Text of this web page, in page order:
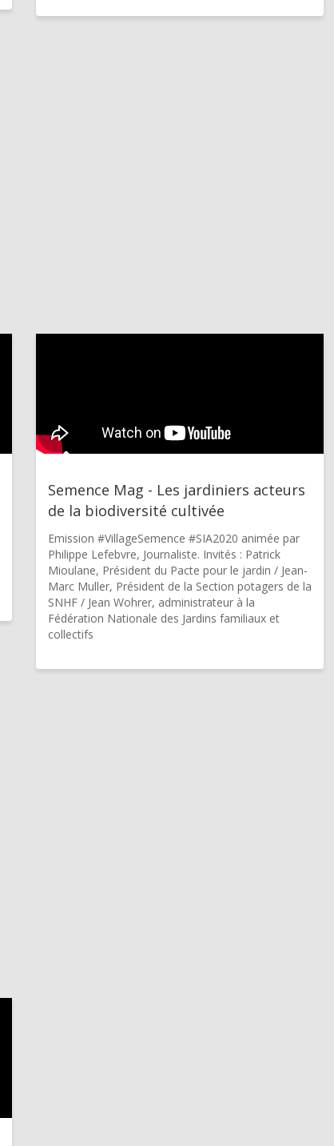
Semence Mag - Les jardiniers acteurs
de la biodiversité cultivée
Emission #VillageSemence #SIA2020 animée par
Philippe Lefebvre, Journaliste. Invités : Patrick
Mioulane, Président du Pacte pour le jardin / Jean-
Marc Muller, Président de la Section potagers de la
SNHF / Jean Wohrer, administrateur à la
Fédération Nationale des Jardins familiaux et
collectifs